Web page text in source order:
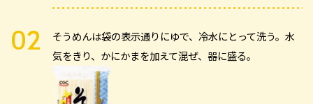
そうめんは袋の表示通りにゆで、冷水にとって洗う。水
気をきり、かにかまを加えて混ぜ、器に盛る。